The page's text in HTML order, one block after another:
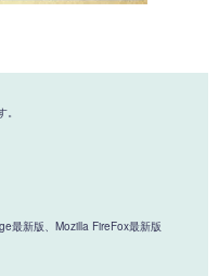
最新版、Mozilla FireFox最新版